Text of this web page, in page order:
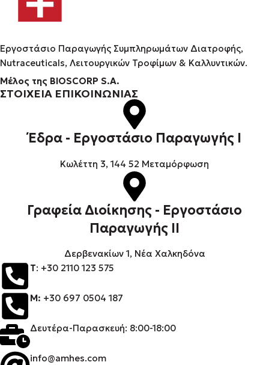
Εργοστάσιο Παραγωγής Συμπληρωμάτων Διατροφής,
Νutraceuticals, Λειτουργικών Τροφίμων & Καλλυντικών.
Μέλος της BIOSCORP S.A.
ΣΤΟΙΧΕΙΑ ΕΠΙΚΟΙΝΩΝΙΑΣ
Έδρα - Εργοστάσιο Παραγωγής Ι
Kωλέττη 3, 144 52 Μεταμόρφωση
Γραφεία Διοίκησης - Εργοστάσιο
Παραγωγής ΙΙ
Δερβενακίων 1, Νέα Χαλκηδόνα
Τ: +30 2110 123 575
M: +30 697 0504 187
Δευτέρα-Παρασκευή: 8:00-18:00
info@amhes.com